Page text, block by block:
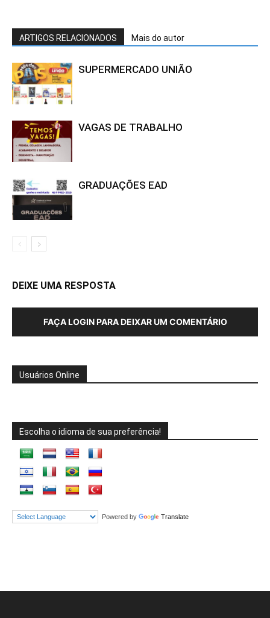
ARTIGOS RELACIONADOS Mais do autor
SUPERMERCADO UNIÃO
VAGAS DE TRABALHO
GRADUAÇÕES EAD
DEIXE UMA RESPOSTA
FAÇA LOGIN PARA DEIXAR UM COMENTÁRIO
Usuários Online
Escolha o idioma de sua preferência!
Powered by Translate